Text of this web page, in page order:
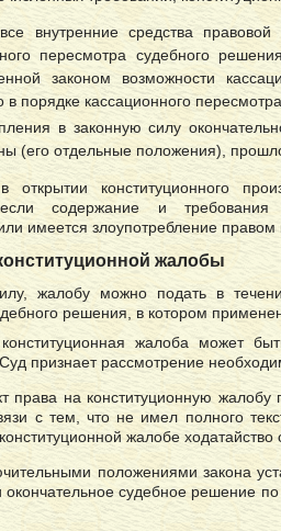
внутренние средства
пересмотра судебного
законом возможности
в порядке кассационного
в законную силу
(его отдельные положения),
открытии конституционного
содержание и требования
имеется злоупотребление
жалобы
жалобу можно подать в
решения, в котором
жалоба может
признает рассмотрение
права на конституционную жалобу
с тем, что не имел полного
жалобе
положениями закона
судебное решение